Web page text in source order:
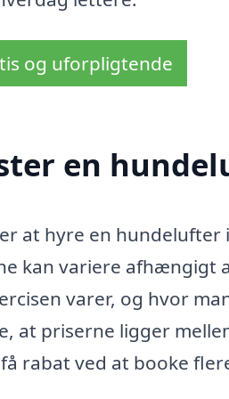
og uforpligtende
en
at hyre en hundelufter
kan variere afhængigt
varer, og hvor
at priserne ligger
rabat ved at booke